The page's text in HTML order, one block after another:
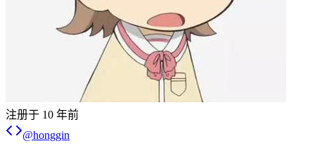
注册于 10 年前
@honggin